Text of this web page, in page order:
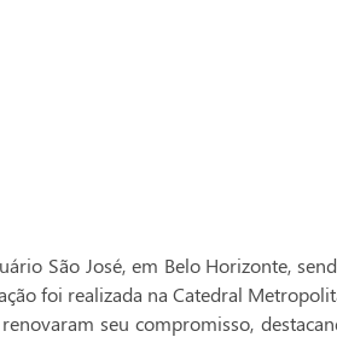
São José, em Belo Horizonte,
foi realizada na Catedral
seu compromisso,